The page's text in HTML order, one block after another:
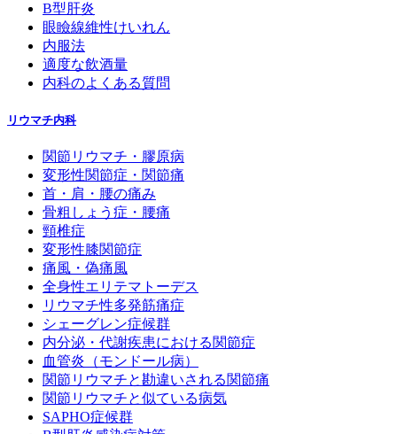
B型肝炎
眼瞼線維性けいれん
内服法
適度な飲酒量
内科のよくある質問
リウマチ内科
関節リウマチ・膠原病
変形性関節症・関節痛
首・肩・腰の痛み
骨粗しょう症・腰痛
頸椎症
変形性膝関節症
痛風・偽痛風
全身性エリテマトーデス
リウマチ性多発筋痛症
シェーグレン症候群
内分泌・代謝疾患における関節症
血管炎（モンドール病）
関節リウマチと勘違いされる関節痛
関節リウマチと似ている病気
SAPHO症候群